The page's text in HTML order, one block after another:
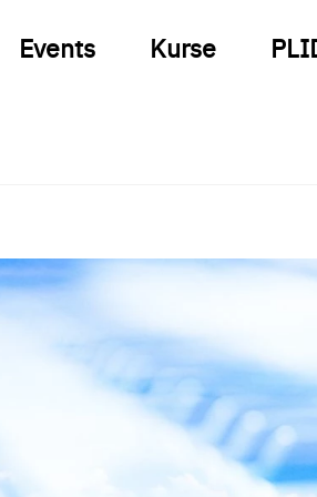
Events Kurse